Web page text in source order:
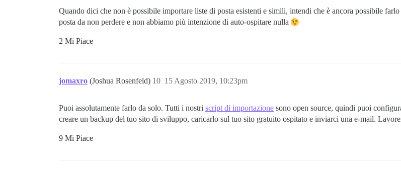
Quando dici che non è possibile importare liste di posta esistenti e simili, intendi che è ancora possibile
posta da non perdere e non abbiamo più intenzione di auto-ospitare nulla
2 Mi Piace
jomaxro (Joshua Rosenfeld) 15 Agosto 2019, 10:23pm
10
Puoi assolutamente farlo da solo. Tutti i nostri script di importazione sono open source, quindi puoi
creare un backup del tuo sito di sviluppo, caricarlo sul tuo sito gratuito ospitato e inviarci una e-mail.
9 Mi Piace